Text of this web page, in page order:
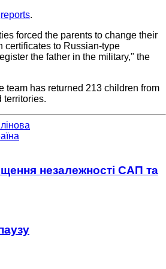
reports.
forced the parents to change their
certificates to Russian-type
the father in the military," the
team has returned 213 children from
territories.
незалежності САП та